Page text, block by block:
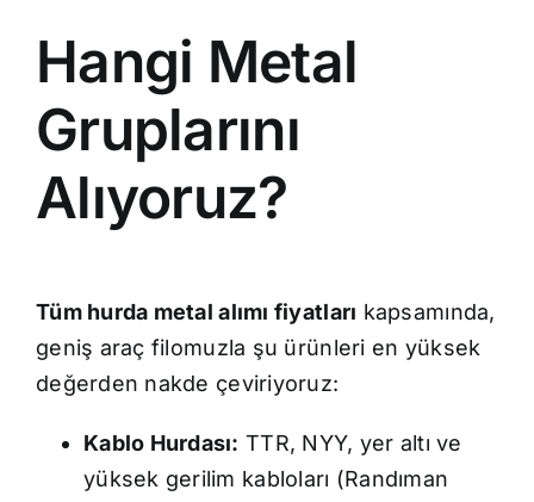
Hangi Metal
Gruplarını
Alıyoruz?
Tüm hurda metal alımı fiyatları kapsamında,
geniş araç filomuzla şu ürünleri en yüksek
değerden nakde çeviriyoruz:
Kablo Hurdası: TTR, NYY, yer altı ve
yüksek gerilim kabloları (Randıman